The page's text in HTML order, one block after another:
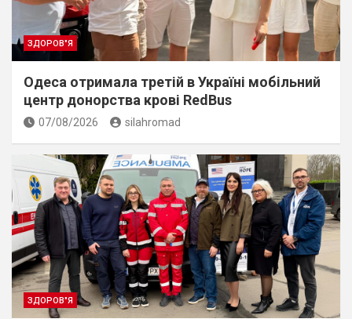
ЗДОРОВ"Я
Одеса отримала третій в Україні мобільний
центр донорства крові RedBus
07/08/2026 silahromad
ЗДОРОВ"Я